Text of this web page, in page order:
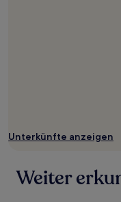
Unterkünfte anzeigen
Weiter